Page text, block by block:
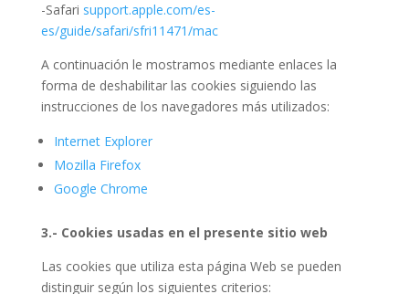
-Safari support.apple.com/es-
es/guide/safari/sfri11471/mac
A continuación le mostramos mediante enlaces la
forma de deshabilitar las cookies siguiendo las
instrucciones de los navegadores más utilizados:
Internet Explorer
Mozilla Firefox
Google Chrome
3.- Cookies usadas en el presente sitio web
Las cookies que utiliza esta página Web se pueden
distinguir según los siguientes criterios: